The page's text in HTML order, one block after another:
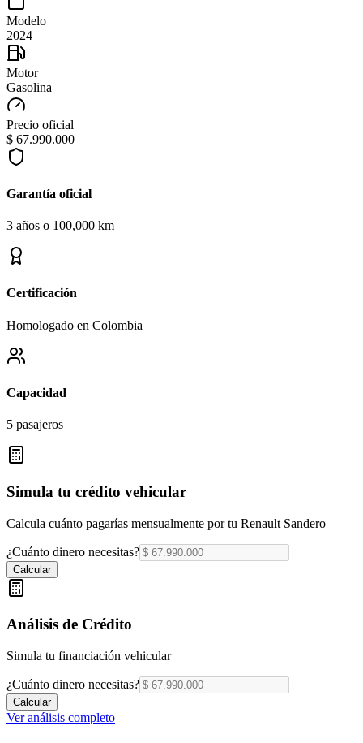
Modelo
2024
Motor
Gasolina
Precio oficial
$ 67.990.000
Garantía oficial
3 años o 100,000 km
Certificación
Homologado en Colombia
Capacidad
5 pasajeros
Simula tu crédito vehicular
Calcula cuánto pagarías mensualmente por tu Renault Sandero
¿Cuánto dinero necesitas?
Calcular
Análisis de Crédito
Simula tu financiación vehicular
¿Cuánto dinero necesitas?
Calcular
Ver análisis completo